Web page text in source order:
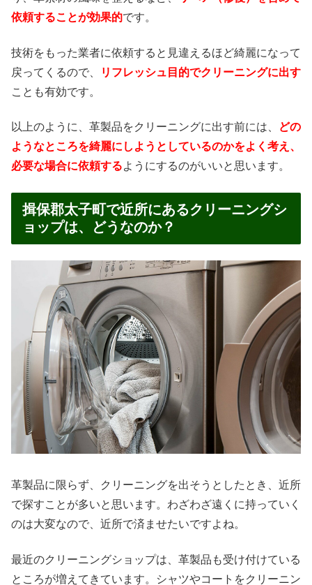
依頼することが効果的です。
技術をもった業者に依頼すると見違えるほど綺麗になって
戻ってくるので、
リフレッシュ目的でクリーニングに出す
ことも有効です。
以上のように、革製品をクリーニングに出す前には、
どの
ようなところを綺麗にしようとしているのかをよく考え、
必要な場合に依頼するようにするのがいいと思います。
揖保郡太子町で近所にあるクリーニングシ
ョップは、どうなのか？
革製品に限らず、クリーニングを出そうとしたとき、近所
で探すことが多いと思います。わざわざ遠くに持っていく
のは大変なので、近所で済ませたいですよね。
最近のクリーニングショップは、革製品も受け付けている
ところが増えてきています。シャツやコートをクリーニン